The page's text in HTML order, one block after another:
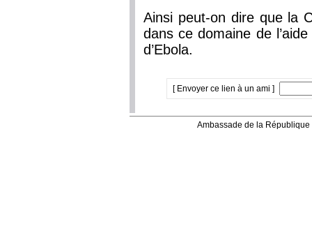
Ainsi peut-on dire que la
dans ce domaine de
d’Ebola.
[ Envoyer ce lien à un ami ]
Ambassade de la